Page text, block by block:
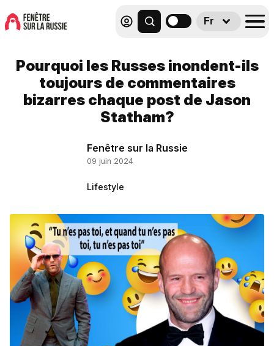
Fr
Pourquoi les Russes inondent-ils
toujours de commentaires
bizarres chaque post de Jason
Statham?
Fenêtre sur la Russie
09 juin 2024
Lifestyle